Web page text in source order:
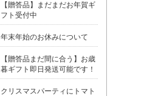
【贈答品】まだまだお年賀ギ
フト受付中
年末年始のお休みについて
【贈答品まだ間に合う】お歳
暮ギフト即日発送可能です！
クリスマスパーティにトマト